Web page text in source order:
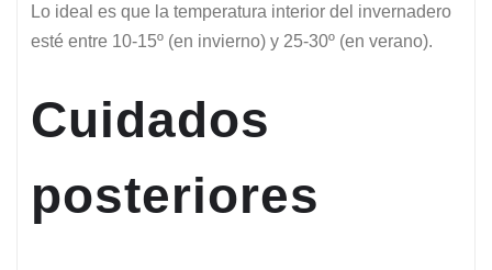
Lo ideal es que la temperatura interior del invernadero
esté entre 10-15º (en invierno) y 25-30º (en verano).
Cuidados
posteriores